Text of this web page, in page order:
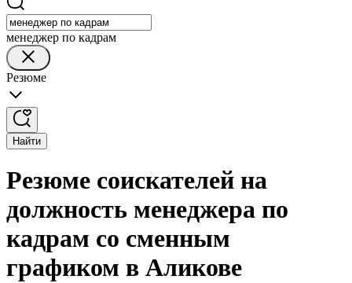
менеджер по кадрам
Резюме
Найти
Резюме соискателей на
должность менеджера по
кадрам со сменным
графиком в Аликове